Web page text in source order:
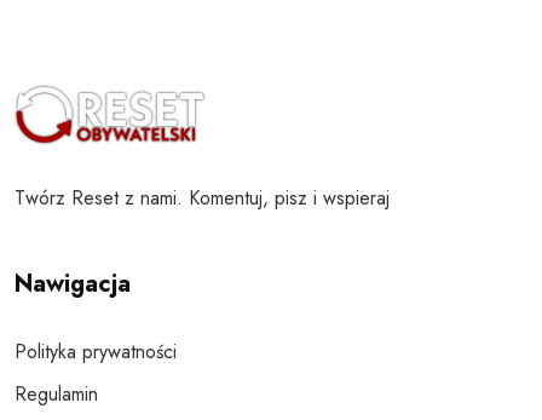
Twórz Reset z nami. Komentuj, pisz i wspieraj
Nawigacja
Polityka prywatności
Regulamin